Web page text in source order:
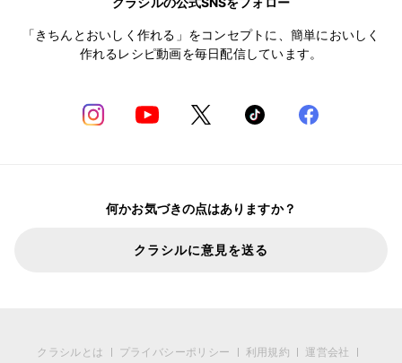
「きちんとおいしく作れる」をコンセプトに、簡単においしく
作れるレシピ動画を毎日配信しています。
何かお気づきの点はありますか？
クラシルに意見を送る
クラシルとは プライバシーポリシー 利用規約 運営会社